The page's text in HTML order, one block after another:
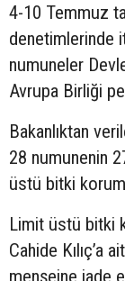
4-10 Temmuz
denetimlerinde
numuneler
Avrupa Birliği
Bakanlıktan
28 numunenin
üstü bitki
Limit üstü bitki
Cahide Kılıç’a
menşeine iade